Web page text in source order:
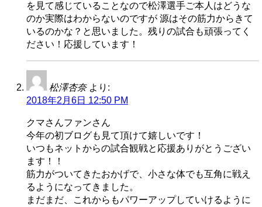
を見て感じていることなので松澤選手ご本人はどうな
のか実際はわからないのですが 源はその筋力からきて
いるのかな？と思いました。残りの試合も頑張ってく
ださい！応援しています！
松澤杏奈 より:
2018年2月6日 12:50 PM
クマさんファンさん
今年の初ブログも見て頂けて嬉しいです！
いつもネットからの試合観戦と応援ありがとうござい
ます！！
筋力がついてきたおかげで、小さな体でも互角に戦え
るようになってきました。
まだまだ、これからもパワーアップしていけるように